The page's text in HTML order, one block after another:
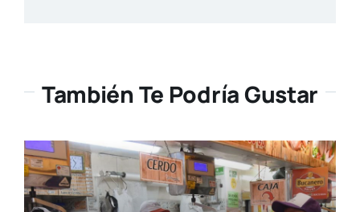
También Te Podría Gustar